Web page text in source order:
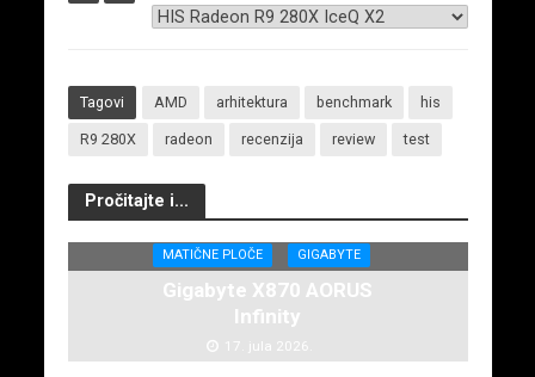
Tagovi AMD arhitektura benchmark his
R9 280X radeon recenzija review test
Pročitajte i...
MATIČNE PLOČE GIGABYTE
Gigabyte X870 AORUS
Infinity
17. jula 2026.